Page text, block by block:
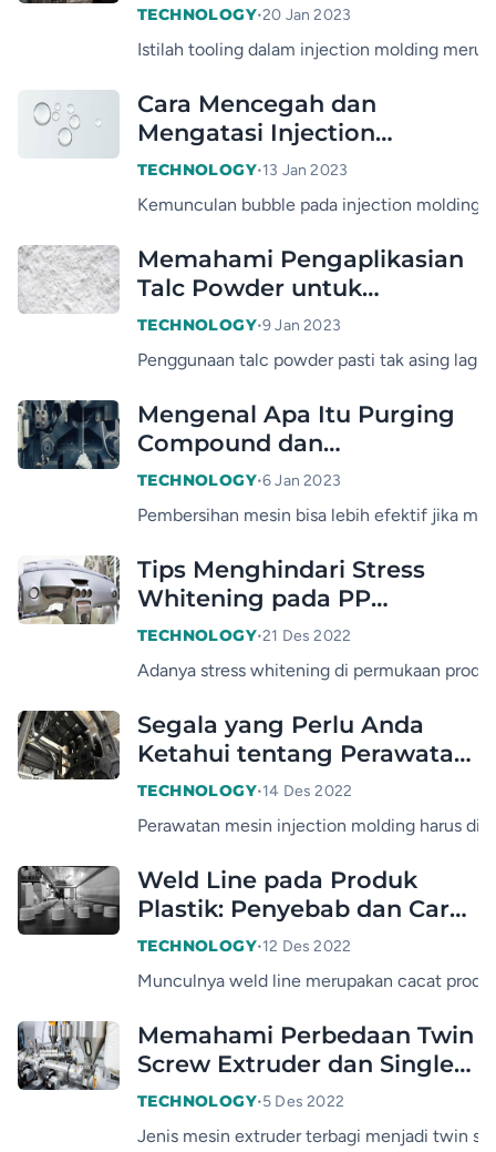
TECHNOLOGY•20 Jan 2023
Ketahui
Istilah tooling dalam injection molding
TECHNOLOGY•13 Jan 2023
Cara Mencegah dan
Mengatasi Injection
Molding Bubbles
Kemunculan bubble pada injection molding
TECHNOLOGY•9 Jan 2023
Memahami Pengaplikasian
Talc Powder untuk
Modifikasi Plastik
Penggunaan talc powder pasti tak asing lagi
TECHNOLOGY•6 Jan 2023
Mengenal Apa Itu Purging
Compound dan
Kegunaannya Pada
Pemrosesan Plastik
Pembersihan mesin bisa lebih efektif jika
TECHNOLOGY•21 Des 2022
Tips Menghindari Stress
Whitening pada PP
Copolymer
Adanya stress whitening di permukaan
TECHNOLOGY•14 Des 2022
Segala yang Perlu Anda
Ketahui tentang Perawatan
Mesin Injection Molding
Perawatan mesin injection molding harus
TECHNOLOGY•12 Des 2022
Weld Line pada Produk
Plastik: Penyebab dan Cara
Mengatasinya
Munculnya weld line merupakan cacat
TECHNOLOGY•5 Des 2022
Memahami Perbedaan Twin
Screw Extruder dan Single
Screw Extruder
Jenis mesin extruder terbagi menjadi twin